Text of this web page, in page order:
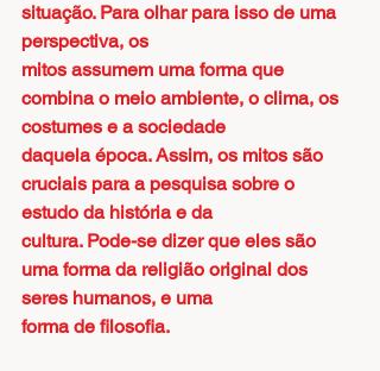
situação. Para olhar para isso de uma
perspectiva, os
mitos assumem uma forma que
combina o meio ambiente, o clima, os
costumes e a sociedade
daquela época. Assim, os mitos são
cruciais para a pesquisa sobre o
estudo da história e da
cultura. Pode-se dizer que eles são
uma forma da religião original dos
seres humanos, e uma
forma de filosofia.